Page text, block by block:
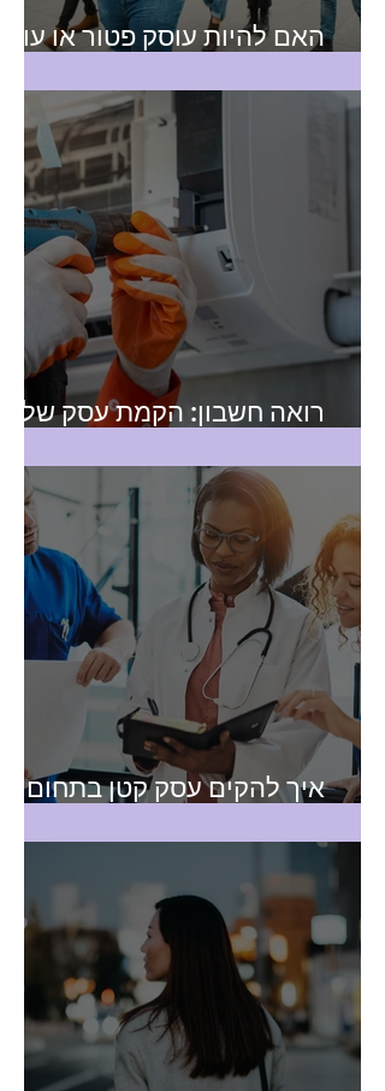
האם להיות עוסק פטור או
רואה חשבון: הקמת עסק של
איך להקים עסק קטן בתחום